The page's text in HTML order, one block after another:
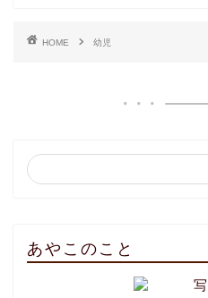
HOME 幼児
あやこのこと